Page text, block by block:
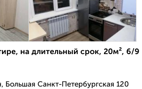
на длительный срок, 20м², 6/9
Большая Санкт-Петербургская 120